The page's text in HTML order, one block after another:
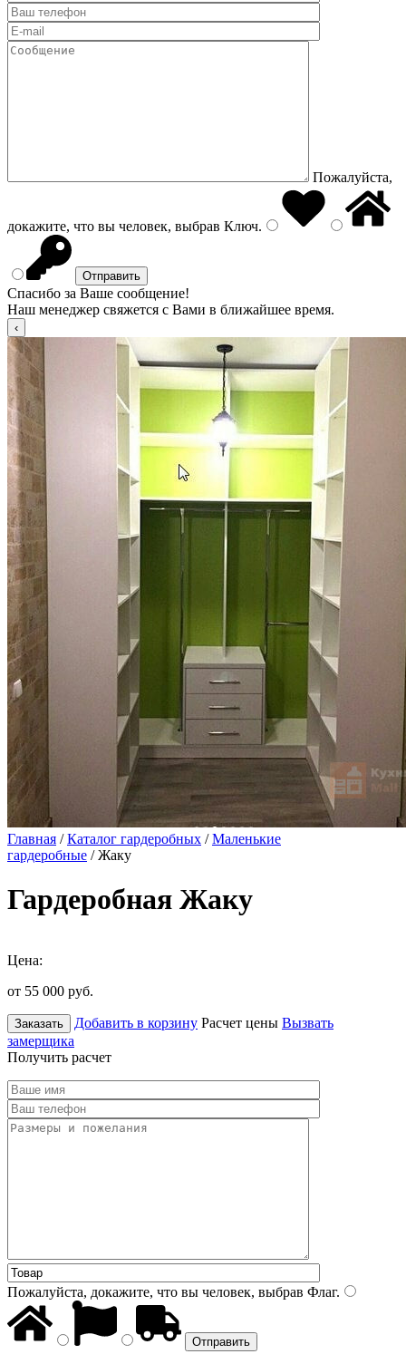
Пожалуйста,
докажите, что вы человек, выбрав Ключ.
Спасибо за Ваше сообщение!
Наш менеджер свяжется с Вами в ближайшее время.
Главная /Каталог гардеробных /Маленькие
гардеробные / Жаку
Гардеробная Жаку
Цена:
от 55 000 руб.
Заказать Добавить в корзину Расчет цены Вызвать
замерщика
Получить расчет
Пожалуйста, докажите, что вы человек, выбрав Флаг.